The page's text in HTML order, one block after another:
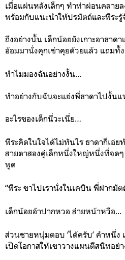
เมื่อแผ่นหลังเล็กๆ ทำท่าผ่อนคลาย
พร้อมกับแนะนำให้ปรมัตถ์และพีระรู้
ถึงอย่างนั้น เด็กน้อยยังเกาะอาธาด
อ้อมมานั่งคุกเข่าคุยด้วยแล้ว แถมทั้
ทำไมมองฉันอย่างงั้น…
ทำอย่างกับฉันจะแย่งพี่ธาดาไปงั้นแ
อะไรของเด็กนี่วะเนี่ย…
พีระคิดในใจได้ไม่ทันไร ธาดาก็เอ่ย
สายตาสองคู่เล็กหนึ่งใหญ่หนึ่งที่จด
พูด
“พีระ ขาไปเรานั่งในเคบิน พี่ฝากมั
เด็กน้อยอ้าปากหวอ ส่ายหน้าหวือ...
ส่วนชายหนุ่มตอบ ‘ได้ครับ’ คำหนึ่
เปิดโอกาสให้เขาวางแผนตีสนิทอย่า